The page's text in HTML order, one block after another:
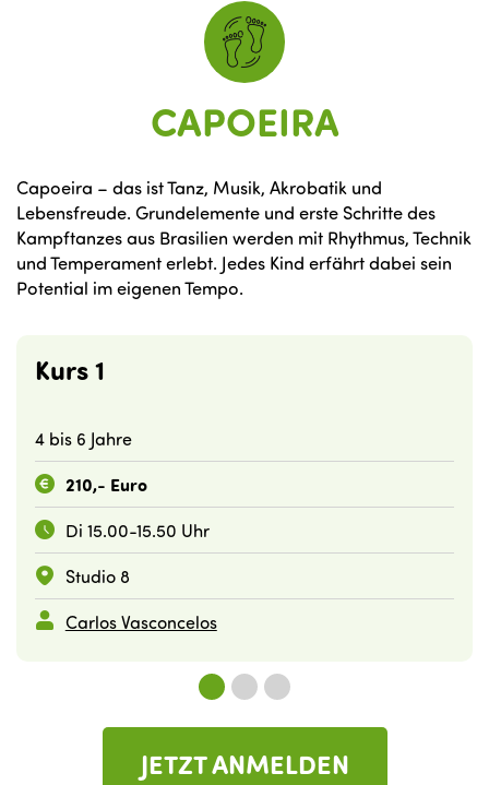
CAPOEIRA
Capoeira – das ist Tanz, Musik, Akrobatik und
Lebensfreude. Grundelemente und erste Schritte des
Kampftanzes aus Brasilien werden mit Rhythmus, Technik
und Temperament erlebt. Jedes Kind erfährt dabei sein
Potential im eigenen Tempo.
Kurs 1
4 bis 6 Jahre
210,- Euro
Di 15.00-15.50 Uhr
Studio 8
Carlos Vasconcelos
JETZT ANMELDEN